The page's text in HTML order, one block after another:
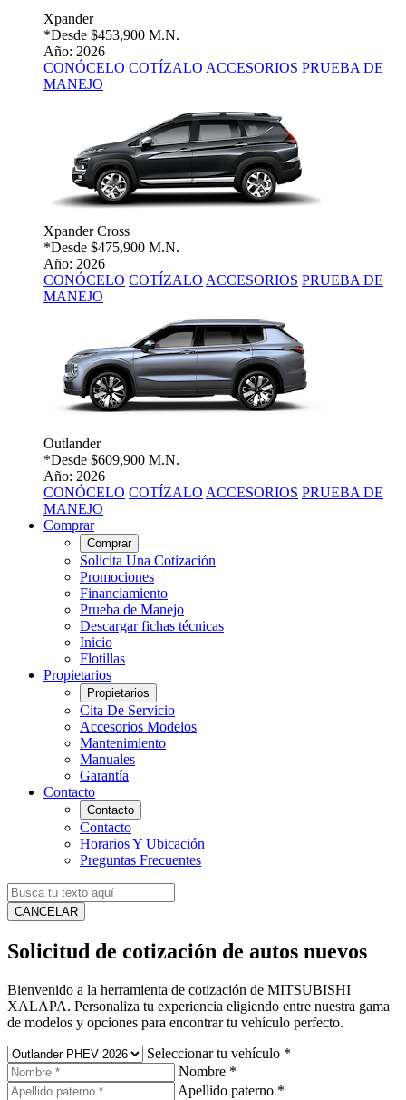
Xpander
*Desde $453,900 M.N.
Año: 2026
CONÓCELO COTÍZALO ACCESORIOS PRUEBA DE
MANEJO
Xpander Cross
*Desde $475,900 M.N.
Año: 2026
CONÓCELO COTÍZALO ACCESORIOS PRUEBA DE
MANEJO
Outlander
*Desde $609,900 M.N.
Año: 2026
CONÓCELO COTÍZALO ACCESORIOS PRUEBA DE
MANEJO
Comprar
Comprar
Solicita Una Cotización
Promociones
Financiamiento
Prueba de Manejo
Descargar fichas técnicas
Inicio
Flotillas
Propietarios
Propietarios
Cita De Servicio
Accesorios Modelos
Mantenimiento
Manuales
Garantía
Contacto
Contacto
Contacto
Horarios Y Ubicación
Preguntas Frecuentes
CANCELAR
Solicitud de cotización de autos nuevos
Bienvenido a la herramienta de cotización de MITSUBISHI
XALAPA. Personaliza tu experiencia eligiendo entre nuestra gama
de modelos y opciones para encontrar tu vehículo perfecto.
Seleccionar tu vehículo *
Nombre *
Apellido paterno *